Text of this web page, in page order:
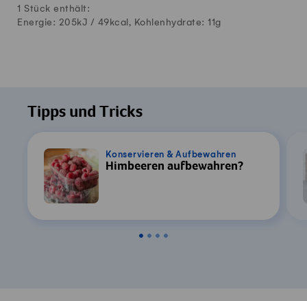
1 Stück enthält:
Energie: 205kJ / 49 kcal, Kohlenhydrate: 11g
Tipps und Tricks
Konservieren & Aufbewahren
Himbeeren aufbewahren?